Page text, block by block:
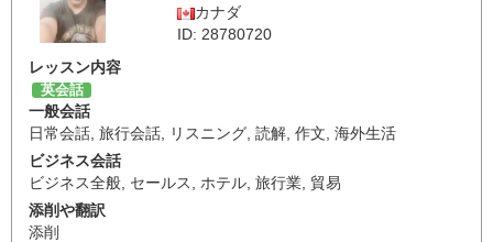
カナダ
ID: 28780720
レッスン内容
英会話
一般会話
日常会話 旅行会話 リスニング 読解 作文 海外生活
ビジネス会話
ビジネス全般 セールス ホテル 旅行業 貿易
添削や翻訳
添削